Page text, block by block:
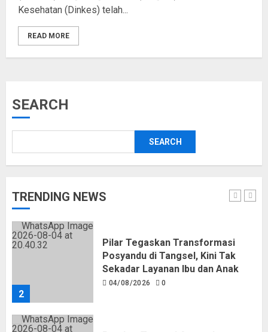
Kesehatan (Dinkes) telah...
READ MORE
SEARCH
SEARCH
TRENDING NEWS
4 04/08/2026
5
1
2
Pilar Tegaskan Transformasi
Posyandu di Tangsel, Kini Tak
Sekadar Layanan Ibu dan Anak
04/08/2026 0